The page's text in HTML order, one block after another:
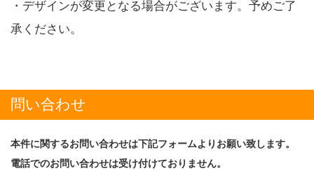
・デザインが変更となる場合がございます。予めご了
承ください。
問い合わせ
本件に関するお問い合わせは下記フォームよりお願い致します。
電話でのお問い合わせは受け付けておりません。